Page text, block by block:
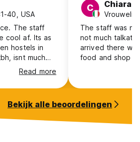
40, USA
The staff
cool af. Its as
hostels in
isnt much
My
dorm rooms
there is not
on your own
sheets (they
It’s
but it’s kind
Read more
C Chiara
The staff was
not much
arrived there
food and shop
village (even
the coast is
Bekijk alle beoordelingen